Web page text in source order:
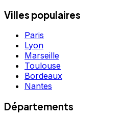
Villes populaires
Paris
Lyon
Marseille
Toulouse
Bordeaux
Nantes
Départements